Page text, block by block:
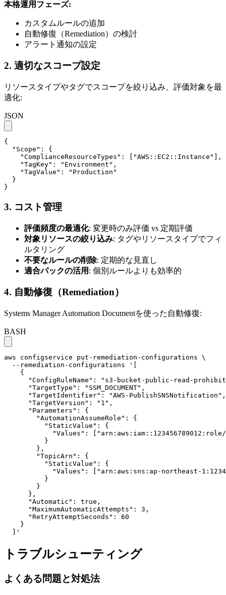
本格運用フェーズ:
カスタムルールの追加
自動修復（Remediation）の検討
アラート通知の設定
2. 適切なスコープ設定
リソースタイプやタグでスコープを絞り込み、評価対象を最
適化:
JSON
{
  "Scope": {
    "ComplianceResourceTypes": ["AWS::EC2::Instance"],
    "TagKey": "Environment",
    "TagValue": "Production"
  }
}
3. コスト管理
評価頻度の最適化: 変更時のみ評価 vs 定期評価
対象リソースの絞り込み: タグやリソースタイプでフィ
ルタリング
不要なルールの削除: 定期的な見直し
適合パックの活用 : 個別ルールよりも効率的
4. 自動修復（Remediation）
Systems Manager Automation Documentを使った自動修復:
BASH
aws configservice put-remediation-configurations \
  --remediation-configurations '[
    {
"ConfigRuleName": "s3-bucket-public-read-
      "TargetType": "SSM_DOCUMENT",
      "TargetIdentifier": "AWS-PublishSNSNotification",
      "TargetVersion": "1",
      "Parameters": {
        "AutomationAssumeRole": {
          "StaticValue": {
"Values":
          }
        },
        "TopicArn": {
          "StaticValue": {
"Values": ["arn:aws:sns:ap-northeast-
          }
        }
      },
      "Automatic": true,
      "MaximumAutomaticAttempts": 3,
      "RetryAttemptSeconds": 60
    }
  ]'
トラブルシューティング
よくある問題と対処法